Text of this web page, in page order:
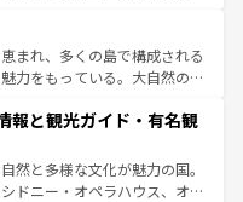
ショッピング、エンターテイ
スポットだ。一方、アメリカ
ランドキャニオンやイエロー
音楽と美食が融合した独特の
カの各地域で異なる魅力を楽
かな歴史を感じることができ
ップや列車の旅も、アメリカ
まれ、多くの島で構成される
力をもっている。大自然の神
定番の観光地といえばオアフ
ならマウイ島やカウアイ島が
ンに輝く海をはじめ、豊かな
「アロハスピリット」と呼ば
報と観光ガイド・有名観
然と多様な文化が魅力の国。
ドニー・オペラハウス、オー